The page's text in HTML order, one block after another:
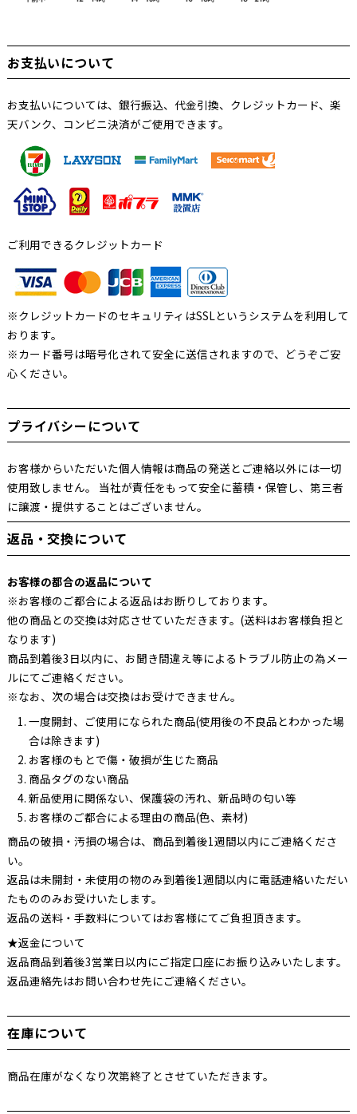
お支払いについて
お支払いについては、銀行振込、代金引換、クレジットカード、楽
天バンク、コンビニ決済がご使用できます。
ご利用できるクレジットカード
※クレジットカードのセキュリティはSSLというシステムを利用して
おります。
※カード番号は暗号化されて安全に送信されますので、どうぞご安
心ください。
プライバシーについて
お客様からいただいた個人情報は商品の発送とご連絡以外には一切
使用致しません。 当社が責任をもって安全に蓄積・保管し、第三者
に譲渡・提供することはございません。
返品・交換について
お客様の都合の返品について
※お客様のご都合による返品はお断りしております。
他の商品との交換は対応させていただきます。(送料はお客様負担と
なります)
商品到着後3日以内に、お聞き間違え等によるトラブル防止の為メー
ルにてご連絡ください。
※なお、次の場合は交換はお受けできません。
一度開封、ご使用になられた商品(使用後の不良品とわかった場
合は除きます)
お客様のもとで傷・破損が生じた商品
商品タグのない商品
新品使用に関係ない、保護袋の汚れ、新品時の匂い等
お客様のご都合による理由の商品(色、素材)
商品の破損・汚損の場合は、商品到着後1週間以内にご連絡くださ
い。
返品は未開封・未使用の物のみ到着後1週間以内に電話連絡いただい
たもののみお受けいたします。
返品の送料・手数料についてはお客様にてご負担頂きます。
★返金について
返品商品到着後3営業日以内にご指定口座にお振り込みいたします。
返品連絡先はお問い合わせ先にご連絡ください。
在庫について
商品在庫がなくなり次第終了とさせていただきます。